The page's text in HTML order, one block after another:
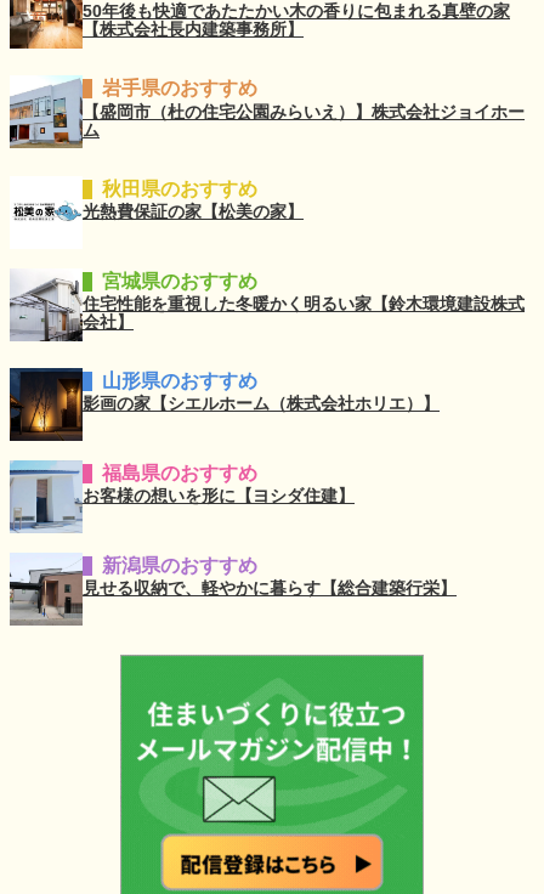
50年後も快適であたたかい木の香りに包まれる真壁の家
【株式会社長内建築事務所】
岩手県のおすすめ
【盛岡市（杜の住宅公園みらいえ）】株式会社ジョイホー
ム
秋田県のおすすめ
光熱費保証の家【松美の家】
宮城県のおすすめ
住宅性能を重視した冬暖かく明るい家【鈴木環境建設株式
会社】
山形県のおすすめ
影画の家【シエルホーム（株式会社ホリエ）】
福島県のおすすめ
お客様の想いを形に【ヨシダ住建】
新潟県のおすすめ
見せる収納で、軽やかに暮らす【総合建築行栄】